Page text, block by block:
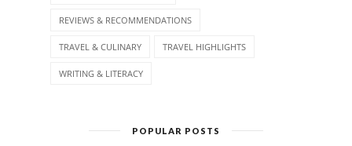
REVIEWS & RECOMMENDATIONS
TRAVEL & CULINARY TRAVEL HIGHLIGHTS
WRITING & LITERACY
POPULAR POSTS